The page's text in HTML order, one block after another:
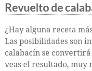
Revuelto de
¿Hay alguna receta
Las posibilidades son
calabacín se
veas el resultado, muy